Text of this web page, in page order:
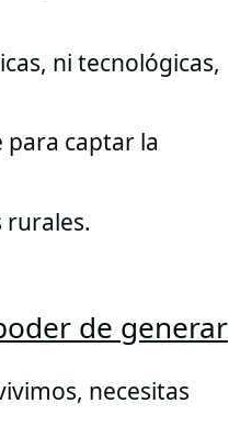
ni tecnológicas,
captar la
rurales.
de generar
necesitas